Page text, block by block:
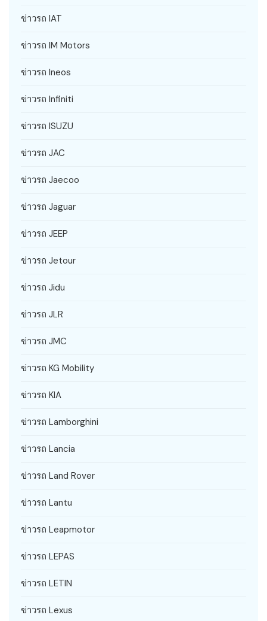
ข่าวรถ IAT
ข่าวรถ IM Motors
ข่าวรถ Ineos
ข่าวรถ Infiniti
ข่าวรถ ISUZU
ข่าวรถ JAC
ข่าวรถ Jaecoo
ข่าวรถ Jaguar
ข่าวรถ JEEP
ข่าวรถ Jetour
ข่าวรถ Jidu
ข่าวรถ JLR
ข่าวรถ JMC
ข่าวรถ KG Mobility
ข่าวรถ KIA
ข่าวรถ Lamborghini
ข่าวรถ Lancia
ข่าวรถ Land Rover
ข่าวรถ Lantu
ข่าวรถ Leapmotor
ข่าวรถ LEPAS
ข่าวรถ LETIN
ข่าวรถ Lexus